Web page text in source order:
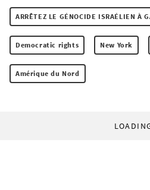
ARRÊTEZ LE GÉNOCIDE ISRAÉLIEN À
Democratic rights New York
Amérique du Nord